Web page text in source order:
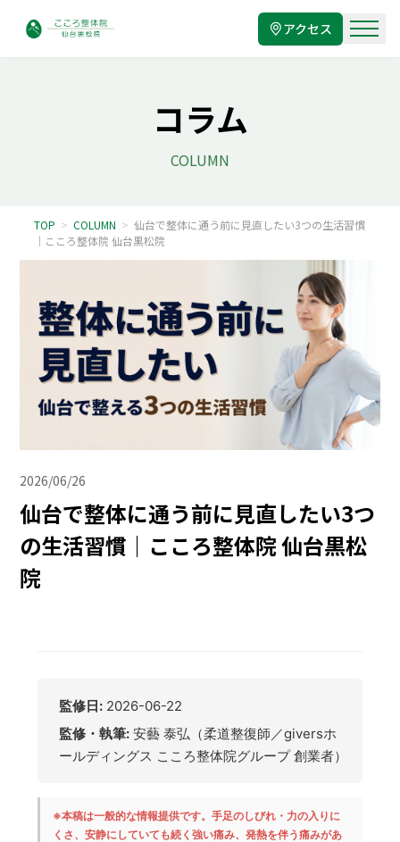
アクセス
コラム
COLUMN
TOP > COLUMN > 仙台で整体に通う前に見直したい3つの生活習慣
｜こころ整体院 仙台黒松院
2026/06/26
仙台で整体に通う前に見直したい3つ
の生活習慣｜こころ整体院 仙台黒松
院
監修日: 2026-06-22
監修・執筆: 安藝 泰弘（柔道整復師／giversホ
ールディングス こころ整体院グループ 創業者）
※本稿は一般的な情報提供です。手足のしびれ・力の入りに
くさ、安静にしていても続く強い痛み、発熱を伴う痛みがあ